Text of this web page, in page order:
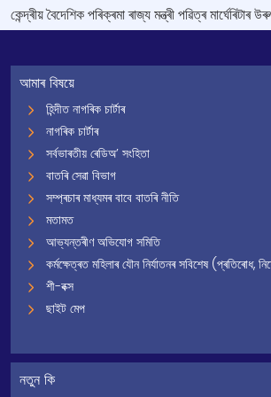
কেন্দ্ৰীয় বৈদেশিক পৰিক্ৰমা ৰাজ্য মন্ত্ৰী পৱিত্ৰ মাৰ্ঘেৰিটাৰ
আমাৰ বিষয়ে
হিন্দীত নাগৰিক চাৰ্টাৰ
নাগৰিক চাৰ্টাৰ
সৰ্বভাৰতীয় ৰেডিঅ’ সংহিতা
বাতৰি সেৱা বিভাগ
সম্প্ৰচাৰ মাধ্যমৰ বাবে বাতৰি নীতি
মতামত
আভ্যন্তৰীণ অভিযোগ সমিতি
কৰ্মক্ষেত্ৰত মহিলাৰ যৌন নিৰ্যাতনৰ সবিশেষ (প্ৰতিৰোধ,
শী-বক্স
ছাইট মেপ
নতুন কি